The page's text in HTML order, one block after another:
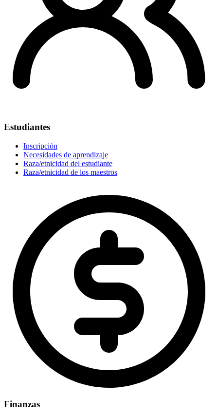
Estudiantes
Inscripción
Necesidades de aprendizaje
Raza/etnicidad del estudiante
Raza/etnicidad de los maestros
Finanzas